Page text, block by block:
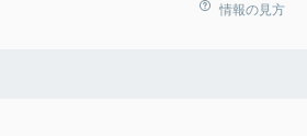
情報の見方